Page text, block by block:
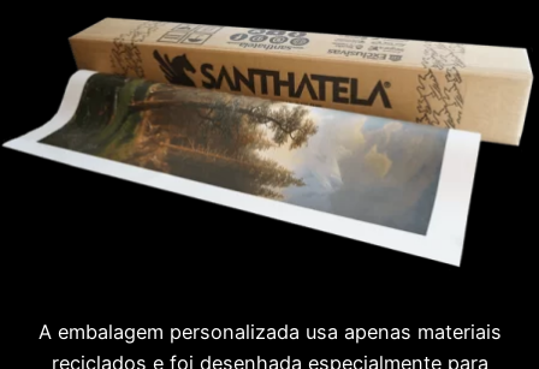
A embalagem personalizada usa apenas materiais
reciclados e foi desenhada especialmente para